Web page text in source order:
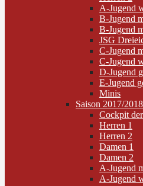
A-Jugend
B-Jugend
B-Jugend
JSG
C-Jugend
C-Jugend
D-Jugend
E-Jugend
Minis
Saison 2017/2018
Cockpit
Herren 1
Herren 2
Damen 1
Damen 2
A-Jugend
A-Jugend